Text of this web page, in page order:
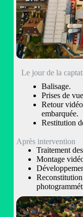
Le jour de la
Balisage.
Prises de
Retour
embarquée.
Restitution
Après intervention
Traitement
Montage